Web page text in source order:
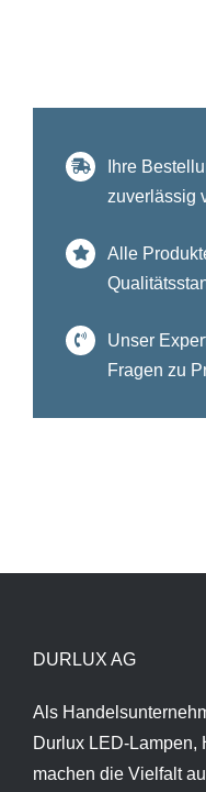
Ihre
zuverlässig
Alle
Unser
Fragen zu
DURLUX AG
Als
Durlux LED-Lampen,
machen die Vielfalt